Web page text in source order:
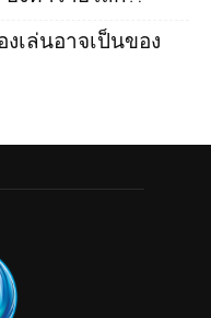
งเล่นอาจเป็นของ